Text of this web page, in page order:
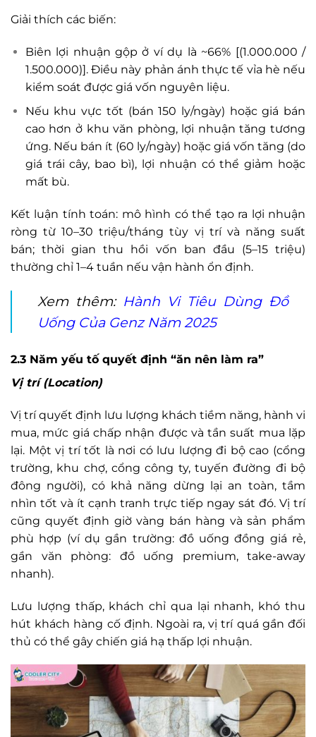
Giải thích các biến:
Biên lợi nhuận gộp ở ví dụ là ~66% [(1.000.000 /
1.500.000)]. Điều này phản ánh thực tế vỉa hè nếu
kiểm soát được giá vốn nguyên liệu.
Nếu khu vực tốt (bán 150 ly/ngày) hoặc giá bán
cao hơn ở khu văn phòng, lợi nhuận tăng tương
ứng. Nếu bán ít (60 ly/ngày) hoặc giá vốn tăng (do
giá trái cây, bao bì), lợi nhuận có thể giảm hoặc
mất bù.
Kết luận tính toán: mô hình có thể tạo ra lợi nhuận
ròng từ 10–30 triệu/tháng tùy vị trí và năng suất
bán; thời gian thu hồi vốn ban đầu (5–15 triệu)
thường chỉ 1–4 tuần nếu vận hành ổn định.
Xem thêm: Hành Vi Tiêu Dùng Đồ
Uống Của Genz Năm 2025
2.3 Năm yếu tố quyết định “ăn nên làm ra”
Vị trí (Location)
Vị trí quyết định lưu lượng khách tiềm năng, hành vi
mua, mức giá chấp nhận được và tần suất mua lặp
lại. Một vị trí tốt là nơi có lưu lượng đi bộ cao (cổng
trường, khu chợ, cổng công ty, tuyến đường đi bộ
đông người), có khả năng dừng lại an toàn, tầm
nhìn tốt và ít cạnh tranh trực tiếp ngay sát đó. Vị trí
cũng quyết định giờ vàng bán hàng và sản phẩm
phù hợp (ví dụ gần trường: đồ uống đồng giá rẻ,
gần văn phòng: đồ uống premium, take-away
nhanh).
Lưu lượng thấp, khách chỉ qua lại nhanh, khó thu
hút khách hàng cố định. Ngoài ra, vị trí quá gần đối
thủ có thể gây chiến giá hạ thấp lợi nhuận.